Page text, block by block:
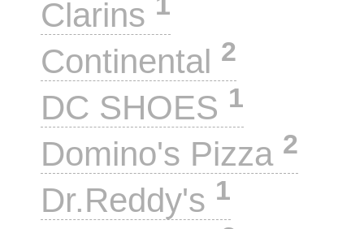
Clarins
Continental 2
DC SHOES 1
Domino's Pizza 2
Dr.Reddy's 1